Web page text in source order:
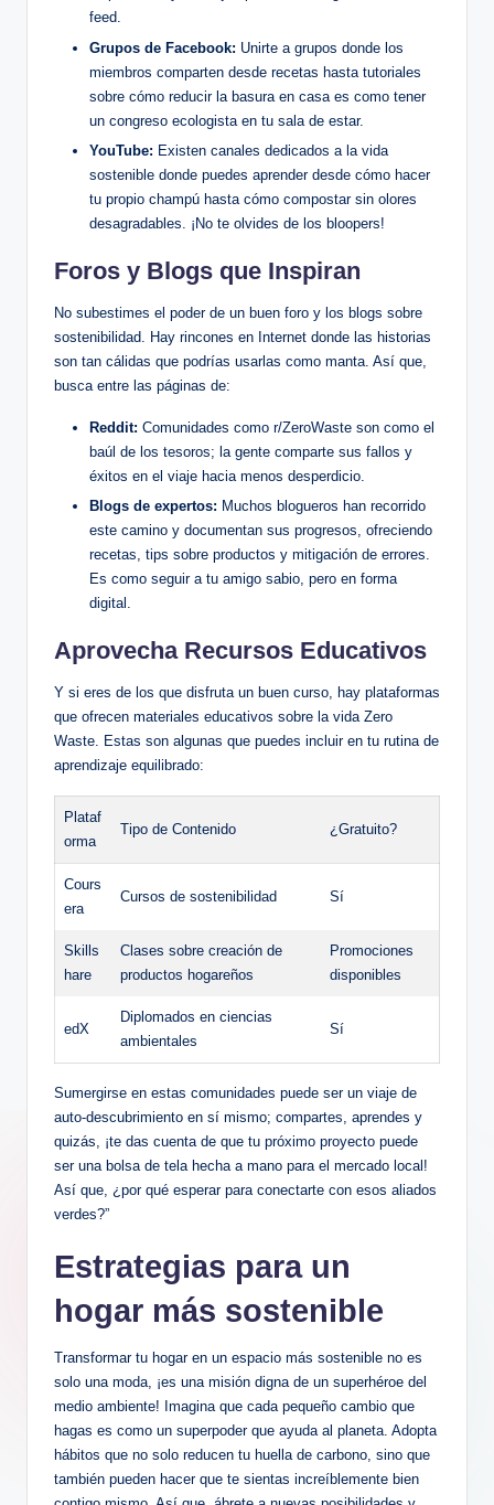
feed.
Grupos de Facebook: Unirte a grupos donde los
miembros comparten desde recetas hasta tutoriales
sobre cómo reducir la basura en casa es como tener
un congreso ecologista en tu sala de estar.
YouTube: Existen canales dedicados a la vida
sostenible donde puedes aprender desde cómo hacer
tu propio champú hasta cómo compostar sin olores
desagradables. ¡No te olvides de los bloopers!
Foros y Blogs que Inspiran
No subestimes el poder de un buen foro y los blogs sobre
sostenibilidad. Hay rincones en Internet donde las historias
son tan cálidas que podrías usarlas como manta. Así que,
busca entre las páginas de:
Reddit: Comunidades como r/ZeroWaste son como el
baúl de los tesoros; la gente comparte sus fallos y
éxitos en el viaje hacia menos desperdicio.
Blogs de expertos: Muchos blogueros han recorrido
este camino y documentan sus progresos, ofreciendo
recetas, tips sobre productos y mitigación de errores.
Es como seguir a tu amigo sabio, pero en forma
digital.
Aprovecha Recursos Educativos
Y si eres de los que disfruta un buen curso, hay plataformas
que ofrecen materiales educativos sobre la vida Zero
Waste. Estas son algunas que puedes incluir en tu rutina de
aprendizaje equilibrado:
Plataf
orma
Tipo de Contenido ¿Gratuito?
Cours
era
Cursos de sostenibilidad Sí
Skills
hare
Clases sobre creación de
productos hogareños
Promociones
disponibles
edX
Diplomados en ciencias
ambientales
Sí
Sumergirse en estas comunidades puede ser un viaje de
auto-descubrimiento en sí mismo; compartes, aprendes y
quizás, ¡te das cuenta de que tu próximo proyecto puede
ser una bolsa de tela hecha a mano para el mercado local!
Así que, ¿por qué esperar para conectarte con esos aliados
verdes?”
Estrategias para un
hogar más sostenible
Transformar tu hogar en un espacio más sostenible no es
solo una moda, ¡es una misión digna de un superhéroe del
medio ambiente! Imagina que cada pequeño cambio que
hagas es como un superpoder que ayuda al planeta. Adopta
hábitos que no solo reducen tu huella de carbono, sino que
también pueden hacer que te sientas increíblemente bien